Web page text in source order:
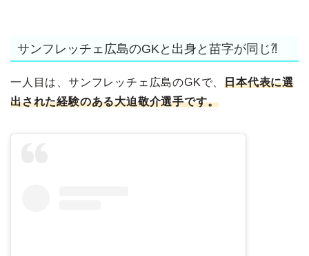
サンフレッチェ広島のGKと出身と苗字が同じ⁈
一人目は、サンフレッチェ広島のGKで、日本代表に選
出された経験のある大迫敬介選手です。